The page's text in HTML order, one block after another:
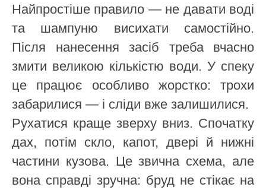
Найпростіше правило — не давати воді
та шампуню висихати самостійно.
Після нанесення засіб треба вчасно
змити великою кількістю води. У спеку
це працює особливо жорстко: трохи
забарилися — і сліди вже залишилися.
Рухатися краще зверху вниз. Спочатку
дах, потім скло, капот, двері й нижні
частини кузова. Це звична схема, але
вона справді зручна: бруд не стікає на